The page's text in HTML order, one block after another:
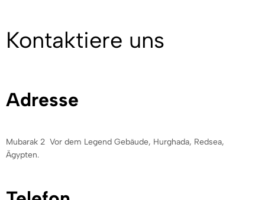
Kontaktiere uns
Adresse
Mubarak 2 Vor dem Legend Gebäude, Hurghada, Redsea,
Ägypten.